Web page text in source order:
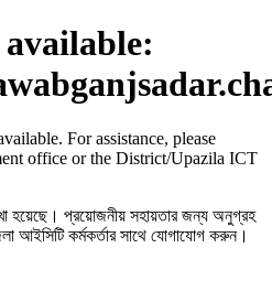
For assistance, please
office or the District/Upazila ICT
হয়েছে। প্রয়োজনীয় সহায়তার জন্য অনুগ্রহ
আইসিটি কর্মকর্তার সাথে যোগাযোগ করুন।